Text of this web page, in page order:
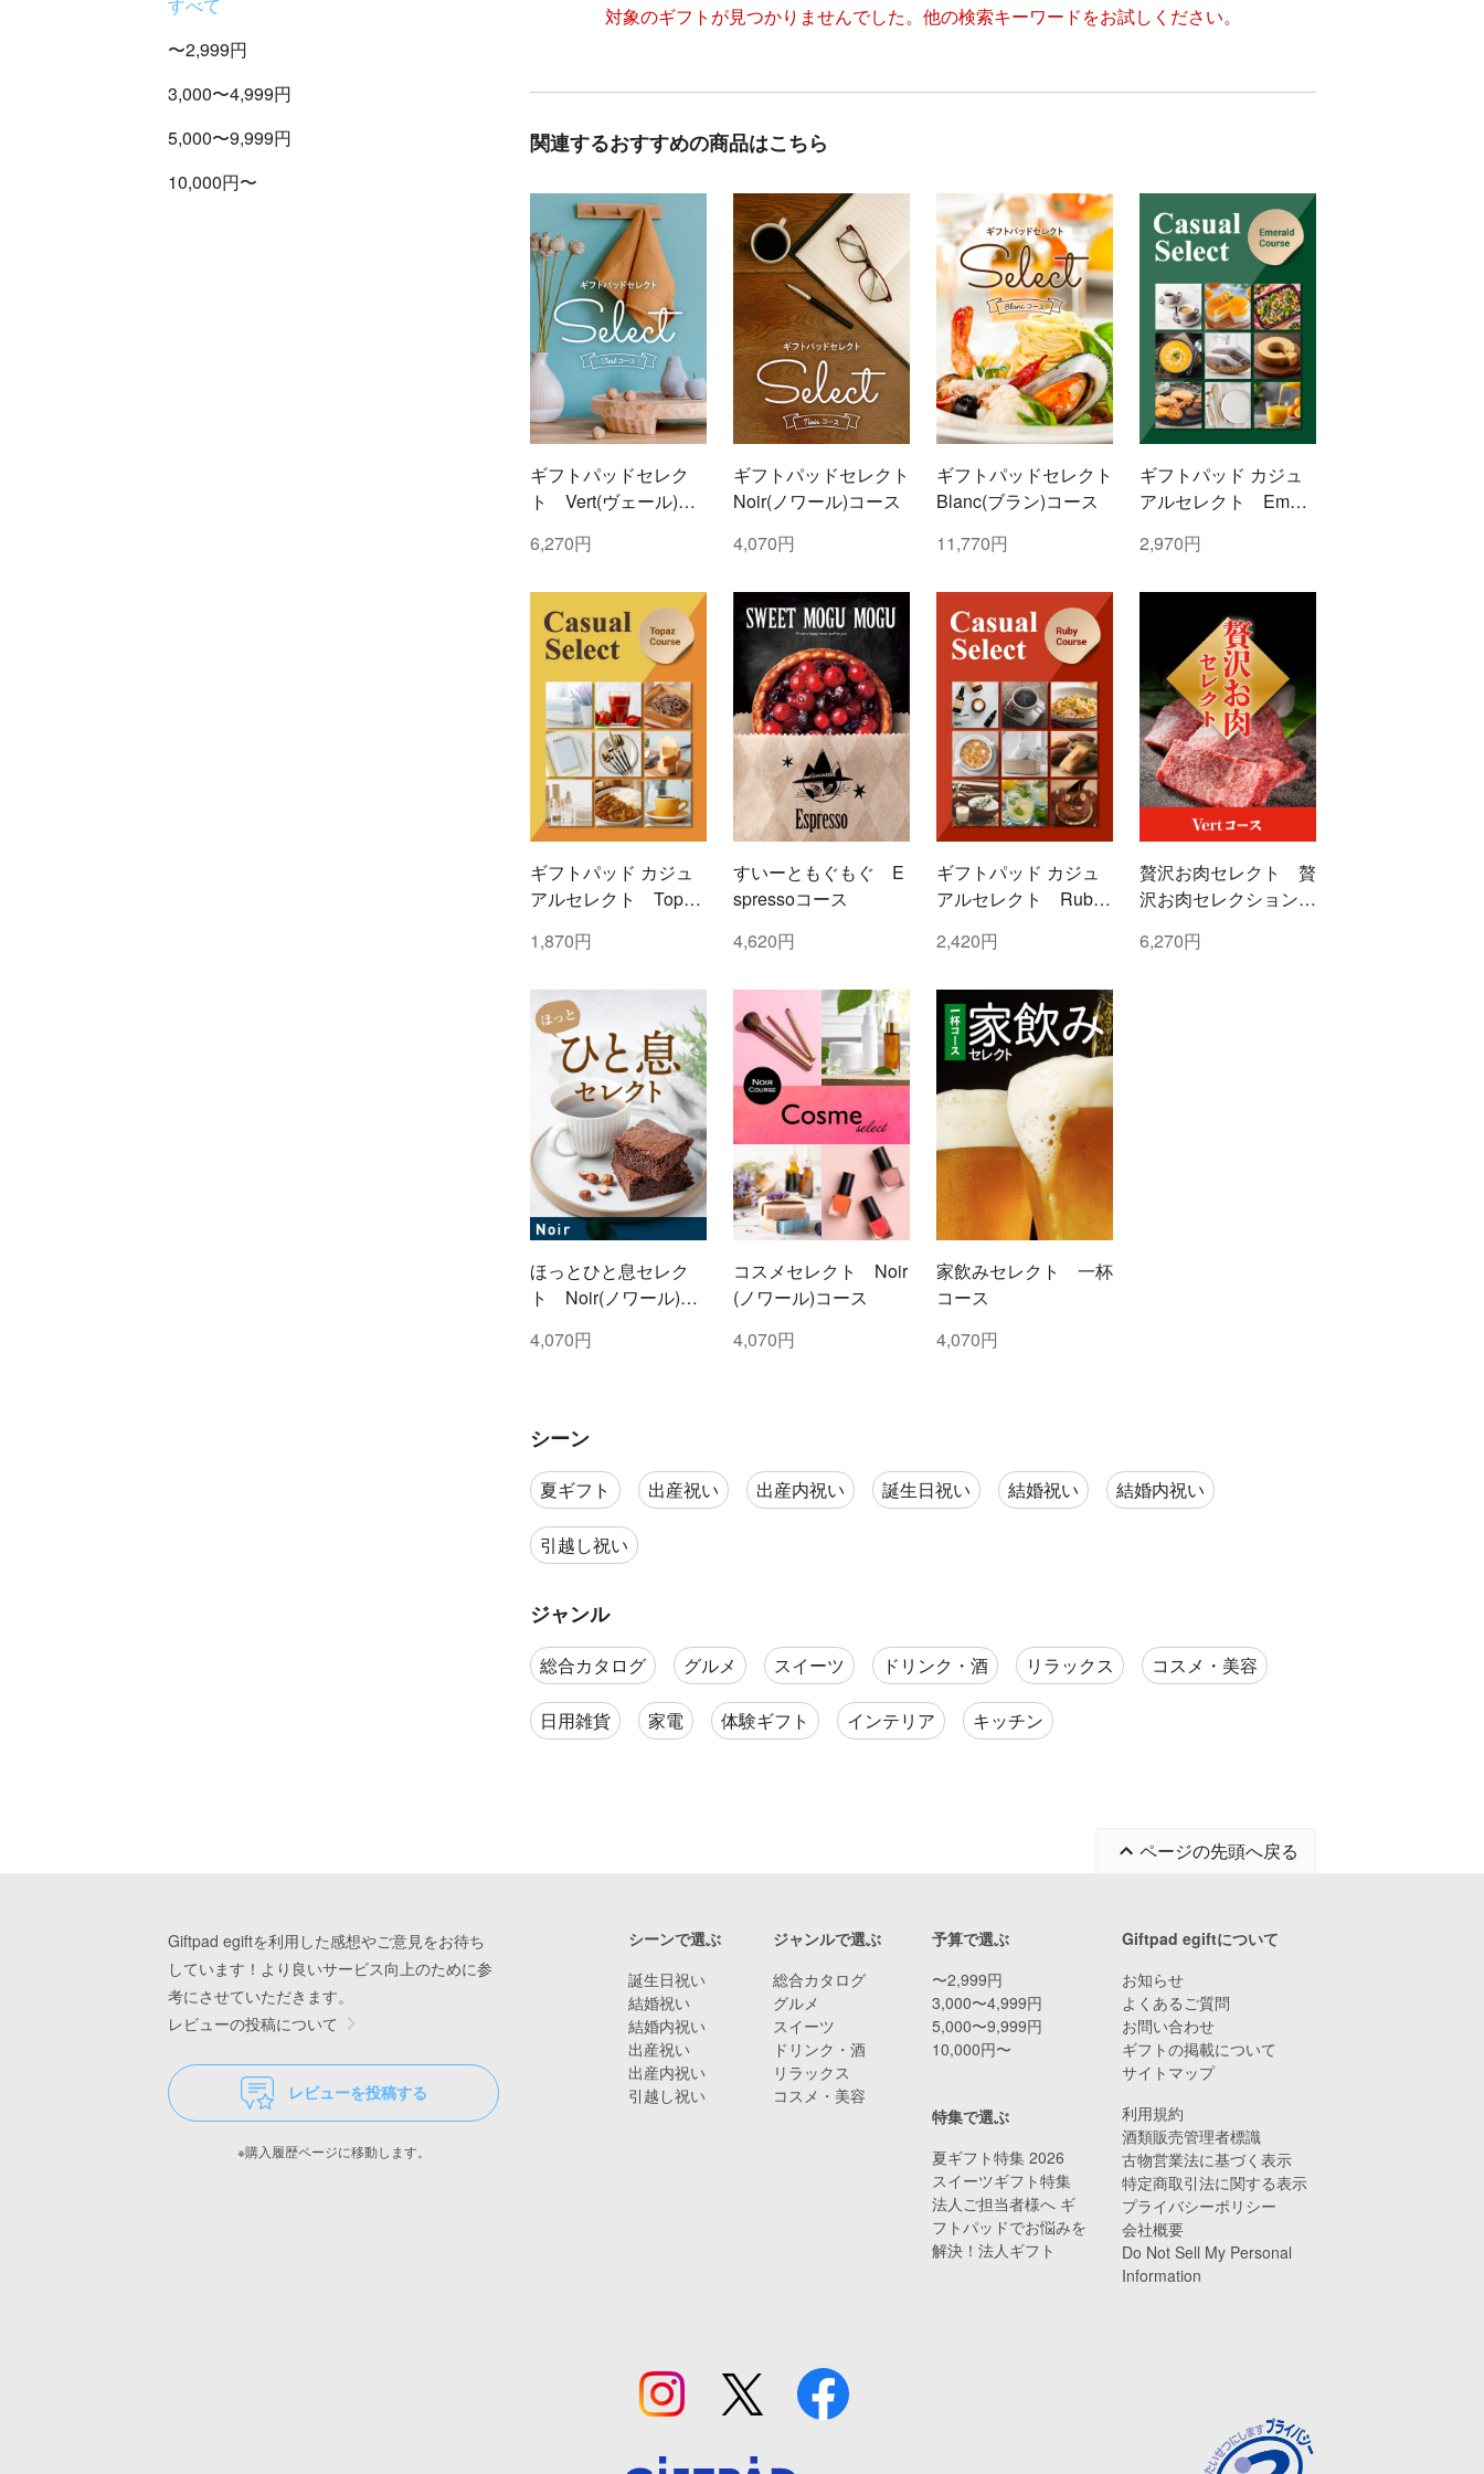
〜2,999円
3,000〜4,999円
5,000〜9,999円
10,000円〜
対象のギフトが見つかりませんでした。 他の検索キーワードをお試しください。
関連するおすすめの商品はこちら
ギフトパッドセレク
ト Vert(ヴェール)コ
6,270円
ギフトパッドセレクト
Noir(ノワール)コース
4,070円
ギフトパッドセレクト
Blanc(ブラン)コース
11,770円
ギフトパッド カジュ
アルセレクト Emera
2,970円
ギフトパッド カジュ
アルセレクト Topaz
1,870円
すいーともぐもぐ E
spressoコース
4,620円
ギフトパッド カジュ
アルセレクト Ruby
2,420円
贅沢お肉セレクト 贅
沢お肉セレクション
6,270円
ほっとひと息セレク
ト Noir(ノワール)コ
4,070円
コスメセレクト Noir
(ノワール)コース
4,070円
家飲みセレクト 一杯
コース
4,070円
シーン
夏ギフト 出産祝い 出産内祝い 誕生日祝い 結婚祝い 結婚内祝い
引越し祝い
ジャンル
総合カタログ グルメ スイーツ ドリンク・酒 リラックス コスメ・美容
日用雑貨 家電 体験ギフト インテリア キッチン
ページの先頭へ戻る
Giftpad egiftを利用した感想やご意見をお待ち
しています！より良いサービス向上のために参
考にさせていただきます。
レビューの投稿について
レビューを投稿する
※購入履歴ページに移動します。
シーンで選ぶ
誕生日祝い
結婚祝い
結婚内祝い
出産祝い
出産内祝い
引越し祝い
予算で選ぶ
〜2,999円
3,000〜4,999円
5,000〜9,999円
10,000円〜
ジャンルで選ぶ
総合カタログ
グルメ
スイーツ
ドリンク・酒
リラックス
コスメ・美容
特集で選ぶ
夏ギフト特集 2026
スイーツギフト特集
法人ご担当者様へ ギ
フトパッドでお悩みを
解決！法人ギフト
Giftpad egiftについて
お知らせ
よくあるご質問
お問い合わせ
ギフトの掲載について
サイトマップ
利用規約
酒類販売管理者標識
古物営業法に基づく表示
特定商取引法に関する表示
プライバシーポリシー
会社概要
Do Not Sell My Personal
Information